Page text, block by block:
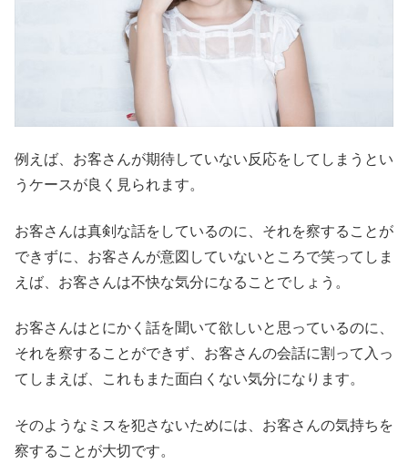
例えば、お客さんが期待していない反応をしてしまうとい
うケースが良く見られます。
お客さんは真剣な話をしているのに、それを察することが
できずに、お客さんが意図していないところで笑ってしま
えば、お客さんは不快な気分になることでしょう。
お客さんはとにかく話を聞いて欲しいと思っているのに、
それを察することができず、お客さんの会話に割って入っ
てしまえば、これもまた面白くない気分になります。
そのようなミスを犯さないためには、お客さんの気持ちを
察することが大切です。